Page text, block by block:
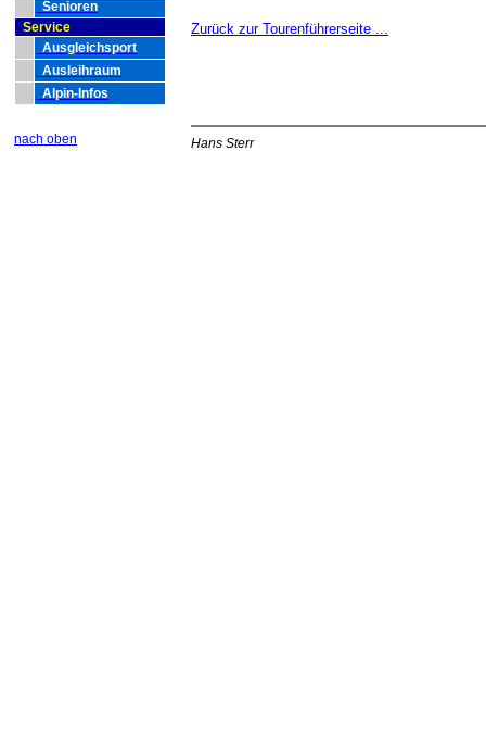
Senioren
Service
Ausgleichsport
Ausleihraum
Alpin-Infos
Zurück zur Tourenführerseite ...
nach oben Hans Sterr